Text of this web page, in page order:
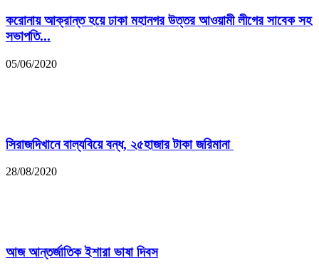
করোনায় আক্রান্ত হয়ে ঢাকা মহানগর উত্তর আওয়ামী লীগের সাবেক সহ
সভাপতি...
05/06/2020
সিরাজদিখানে বাল্যবিয়ে বন্ধ, ২৫হাজার টাকা জরিমানা
28/08/2020
আজ আন্তর্জাতিক ইশারা ভাষা দিবস